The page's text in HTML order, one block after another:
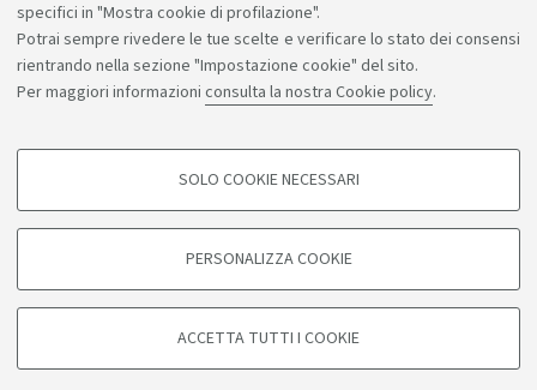
specifici in "Mostra cookie di profilazione".
Potrai sempre rivedere le tue scelte e verificare lo stato dei consensi
rientrando nella sezione "Impostazione cookie" del sito.
Per maggiori informazioni consulta la nostra Cookie policy.
COOKIE DI PROFILAZIONE - FACOLTATIVI
degli utenti, creare profili in base al loro comportamento sul sito, per analisi
di marketing.
Google/Youtube Video
SOLO COOKIE NECESSARI
PERSONALIZZA COOKIE
ACCETTA TUTTI I COOKIE
Seguici su:
Bologna - Via Zamboni, 33 - 40126 Bologna - PI: 01131710376 -
CF: 80007010376
Note legali Informazioni sul sito e accessibilità
Impostazioni cookie